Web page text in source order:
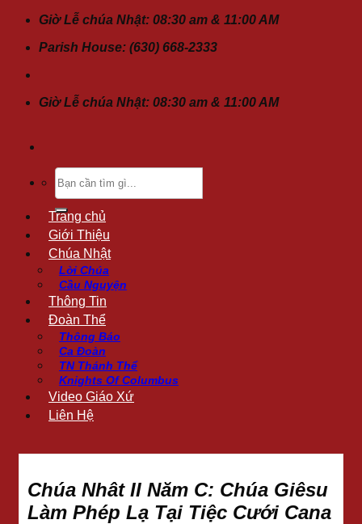
ChuyểnGiờ Lễ chúa Nhật: 08:30 am & 11:00 AM
Parish House: (630) 668-2333
Giờ Lễ chúa Nhật: 08:30 am & 11:00 AM
Tìm
kiếm:
Trang chủ
Giới Thiệu
Chúa Nhật
Lời Chúa
Cầu Nguyện
Thông Tin
Đoàn Thể
Thông Báo
Ca Đoàn
TN Thánh Thể
Knights Of Columbus
Video Giáo Xứ
Liên Hệ
Chúa Nhât II Năm C: Chúa Giêsu
Làm Phép Lạ Tại Tiệc Cưới Cana